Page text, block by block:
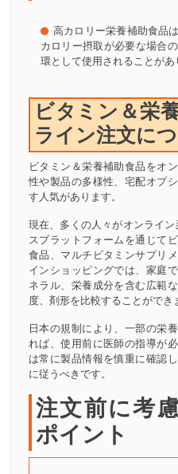
高カロリー栄養補助食品
カロリー摂取が必要な場合
環として使用されることがあ
ビタミン＆栄
ライン注文に
ビタミン＆栄養補助食品をオ
性や製品の多様性、宅配オプ
す人気があります。
現在、多くの人々がオンライ
スプラットフォームを通じて
食品、マルチビタミンサプリ
インショッピングでは、家庭
ネラル、栄養成分を含む広範
度、剤形を比較することができ
日本の規制により、一部の栄
れば、使用前に医師の指導が
は常に製品情報を慎重に確認
に従うべきです。
注文前に考
ポイント